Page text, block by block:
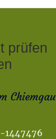
prüfen
Chiemgau
1447476